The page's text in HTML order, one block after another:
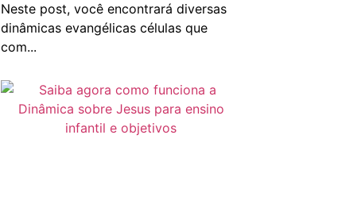
Neste post, você encontrará diversas
dinâmicas evangélicas células que
com...